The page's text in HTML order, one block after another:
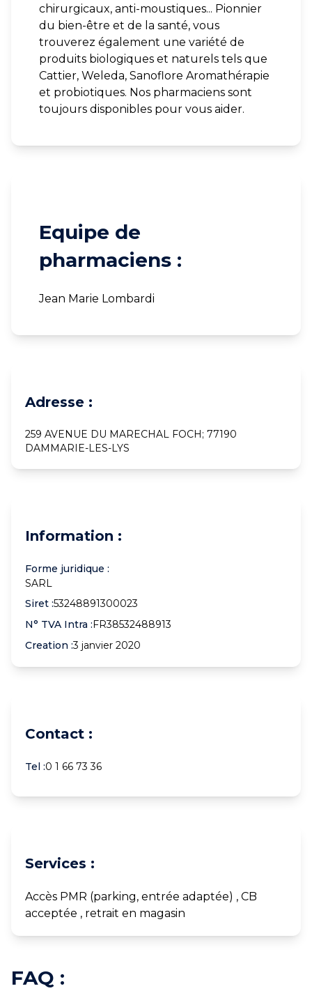
chirurgicaux, anti-moustiques... Pionnier
du bien-être et de la santé, vous
trouverez également une variété de
produits biologiques et naturels tels que
Cattier, Weleda, Sanoflore Aromathérapie
et probiotiques. Nos pharmaciens sont
toujours disponibles pour vous aider.
Equipe de
pharmaciens :
Jean Marie Lombardi
Adresse :
259 AVENUE DU MARECHAL FOCH; 77190
DAMMARIE-LES-LYS
Information :
Forme juridique :
SARL
Siret :53248891300023
N° TVA Intra :FR38532488913
Creation :3 janvier 2020
Contact :
Tel :0 1 66 73 36
Services :
Accès PMR (parking, entrée adaptée) , CB
acceptée , retrait en magasin
FAQ :